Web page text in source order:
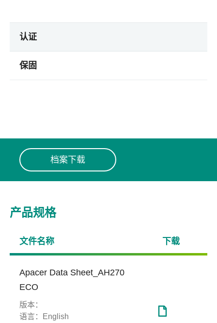
认证
保固
档案下载
产品规格
文件名称 下载
Apacer Data Sheet_AH270
ECO
版本：
语言：
English